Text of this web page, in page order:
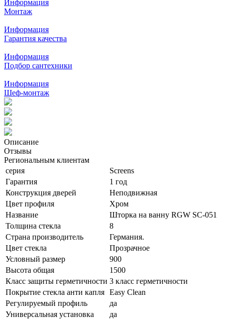
Информация
Монтаж
Информация
Гарантия качества
Информация
Подбор сантехники
Информация
Шеф-монтаж
Описание
Отзывы
Региональным клиентам
серия
Screens
Гарантия
1 год
Конструкция дверей
Неподвижная
Цвет профиля
Хром
Название
Шторка на ванну RGW SC-051
Толщина стекла
8
Страна производитель
Германия.
Цвет стекла
Прозрачное
Условный размер
900
Высота общая
1500
Класс защиты герметичности 3 класс герметичности
Покрытие стекла анти капля Easy Clean
Регулируемый профиль
да
Универсальная установка
да